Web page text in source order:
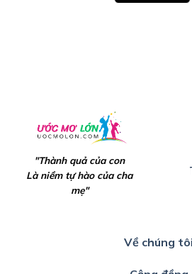
"Thành quả của con
Là niềm tự hào của cha
mẹ"
Về chúng tôi